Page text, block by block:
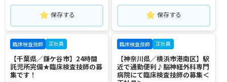
保存する 保存する
臨床検査技師 正社員
【千葉県／鎌ケ谷市】24時間
託児所完備★臨床検査技師の募
集です！
臨床検査技師 正社員
【神奈川県／横浜市港南区】駅
近で通勤便利♪脳神経外科専門
病院にて臨床検査技師の募集＜